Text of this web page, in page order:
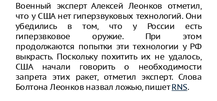
Военный эксперт Алексей Леонков отметил,
что у США нет гиперзвуковых технологий. Они
убедились в том, что у России есть
гиперзвковое оружие. При этом
продолжаются попытки эти технологии у РФ
выкрасть. Поскольку похитить их не удалось,
США начали говорить о необходимости
запрета этих ракет, отметил эксперт. Слова
Болтона Леонков назвал ложью, пишетRNS.